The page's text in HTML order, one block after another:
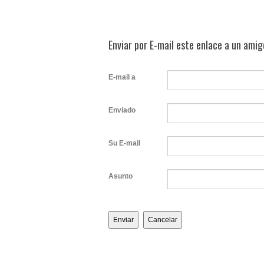
Enviar por E-mail este enlace a un
E-mail a
Enviado
Su E-mail
Asunto
Enviar Cancelar